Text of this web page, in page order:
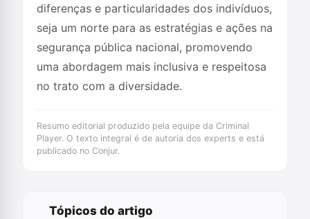
diferenças e particularidades dos indivíduos,
seja um norte para as estratégias e ações na
segurança pública nacional, promovendo
uma abordagem mais inclusiva e respeitosa
no trato com a diversidade.
Resumo editorial produzido pela equipe da Criminal
Player. O texto integral é de autoria dos experts e está
publicado no Conjur.
Tópicos do artigo